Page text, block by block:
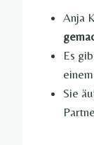
Anja
Es
Sie